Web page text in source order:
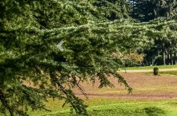
Précédent